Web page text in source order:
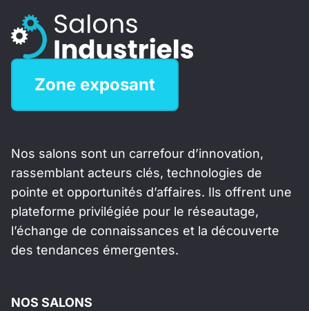
Zone exposant
Nos salons sont un carrefour d’innovation,
rassemblant acteurs clés, technologies de
pointe et opportunités d’affaires. Ils offrent une
plateforme privilégiée pour le réseautage,
l’échange de connaissances et la découverte
des tendances émergentes.
NOS SALONS